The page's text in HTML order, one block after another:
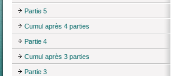
Partie 5
Cumul après 4 parties
Partie 4
Cumul après 3 parties
Partie 3